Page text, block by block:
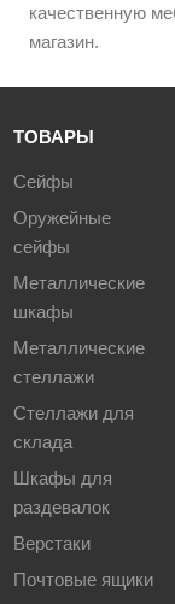
качественную
магазин.
ТОВАРЫ
Сейфы
Оружейные
сейфы
Металлические
шкафы
Металлические
стеллажи
Стеллажи для
склада
Шкафы для
раздевалок
Верстаки
Почтовые ящики